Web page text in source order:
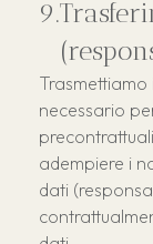
necessario
adempiere i
dati